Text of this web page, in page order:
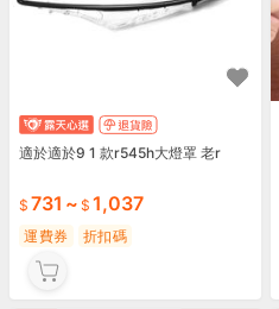
適於適於9 1 款r545h大燈罩 老r
731 ~ 1,037
運費券 折扣碼